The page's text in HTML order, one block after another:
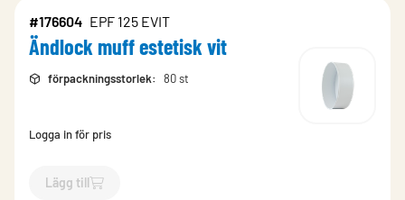
#176604 EPF 125 EVIT
Ändlock muff estetisk vit
förpackningsstorlek: 80 st
Logga in för pris
Lägg till
`$Lägg till